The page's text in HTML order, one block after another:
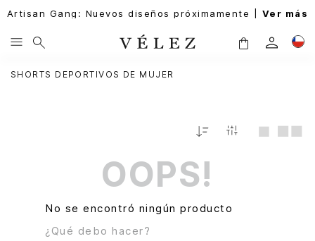
Artisan Gang: Nuevos diseños próximamente | Ver más
SHORTS DEPORTIVOS DE MUJER
Fecha
OOPS!
No se encontró ningún producto
¿Qué debo hacer?